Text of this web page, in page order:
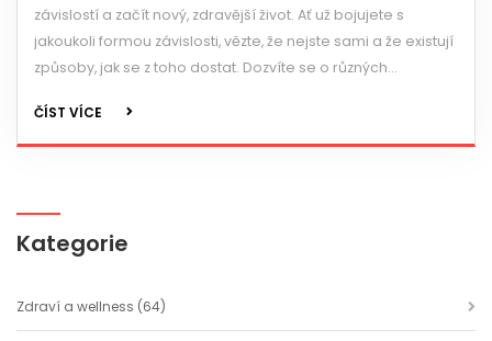
závislostí a začít nový, zdravější život. Ať už bojujete s
jakoukoli formou závislosti, vězte, že nejste sami a že existují
způsoby, jak se z toho dostat. Dozvíte se o různých
zotavení. Přidejte se ke mně a objevte svou vnitřní sílu k
překonání závislosti.
ČÍST VÍCE
Kategorie
Zdraví a wellness (64)